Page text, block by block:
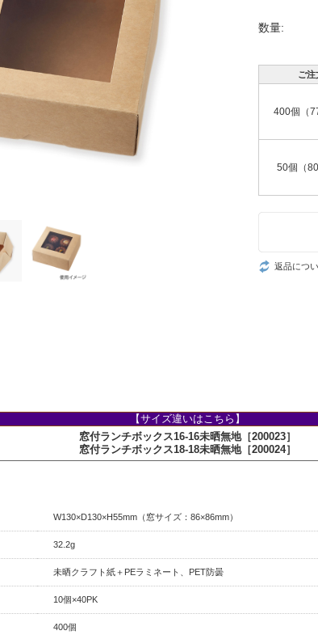
数量:
ご注
400個（
50個（
返品につ
【サイズ違いはこちら】
窓付ランチボックス16-16未晒無地［200023］
窓付ランチボックス18-18未晒無地［200024］
W130×D130×H55mm（窓サイズ：86×86mm）
32.2g
未晒クラフト紙＋PEラミネート、PET防曇
10個×40PK
400個